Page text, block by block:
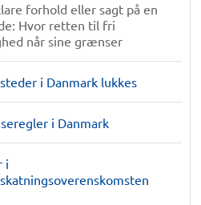
forhold eller sagt på en
Hvor retten til fri
når sine grænser
i Danmark lukkes
i Danmark
i